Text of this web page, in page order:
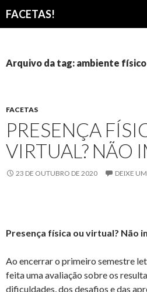
FACETAS!
CONTEÚDO
Arquivo da tag: ambiente físico
FACETAS
PRESENÇA
VIRTUAL? NÃO
23 DE OUTUBRO DE 2020 DEIXE
Presença física ou virtual? Não
Ao encerrar o primeiro semestre
feita uma avaliação sobre os
dificuldades, dos desafios e das